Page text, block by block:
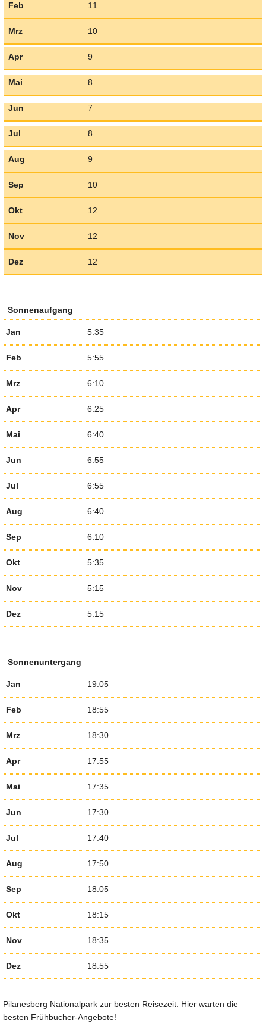
Feb 11
Mrz 10
Apr 9
Mai 8
Jun 7
Jul 8
Aug 9
Sep 10
Okt 12
Nov 12
Dez 12
Sonnenaufgang
Jan 5:35
Feb 5:55
Mrz 6:10
Apr 6:25
Mai 6:40
Jun 6:55
Jul 6:55
Aug 6:40
Sep 6:10
Okt 5:35
Nov 5:15
Dez 5:15
Sonnenuntergang
Jan 19:05
Feb 18:55
Mrz 18:30
Apr 17:55
Mai 17:35
Jun 17:30
Jul 17:40
Aug 17:50
Sep 18:05
Okt 18:15
Nov 18:35
Dez 18:55
Pilanesberg Nationalpark zur besten Reisezeit: Hier warten die
besten Frühbucher-Angebote!